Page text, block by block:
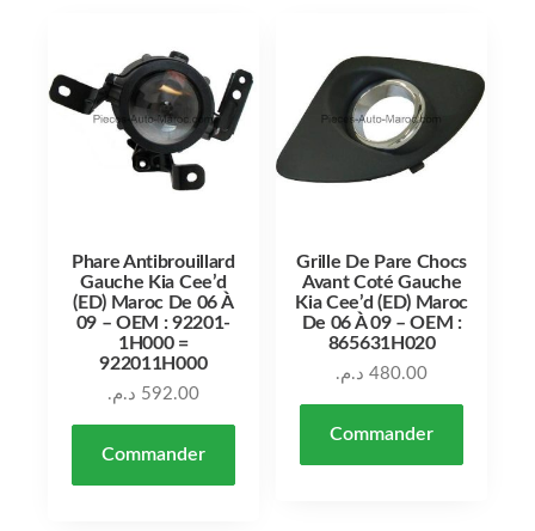
Phare Antibrouillard
Gauche Kia Cee’d
(ED) Maroc De 06 À
09 – OEM : 92201-
1H000 =
922011H000
592.00 د.م.
Commander
Grille De Pare Chocs
Avant Coté Gauche
Kia Cee’d (ED) Maroc
De 06 À 09 – OEM :
865631H020
480.00 د.م.
Commander